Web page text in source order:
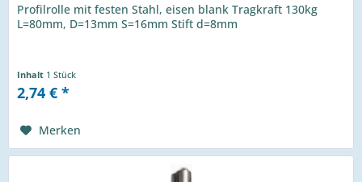
Profilrolle mit festen Stahl, eisen blank Tragkraft 130kg
L=80mm, D=13mm S=16mm Stift d=8mm
Inhalt 1 Stück
2,74 € *
Merken